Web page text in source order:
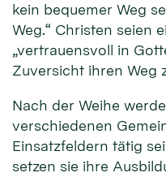
kein bequemer Weg
Weg.“ Christen seien
„vertrauensvoll in
Zuversicht ihren Weg
Nach der Weihe
verschiedenen
Einsatzfeldern tätig
setzen sie ihre